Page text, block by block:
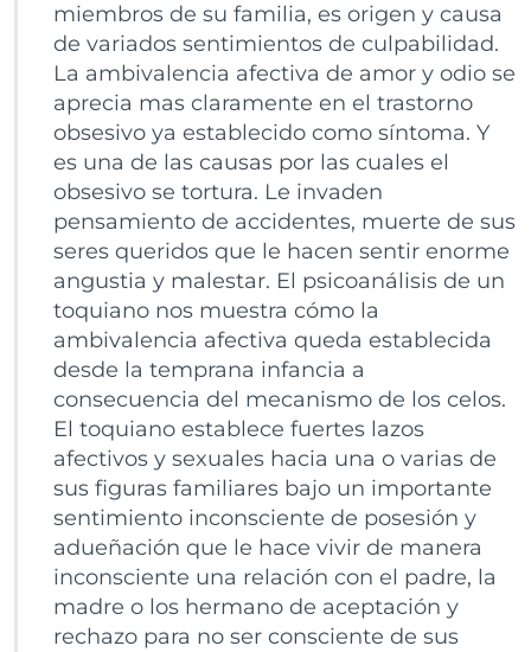
miembros de su familia, es origen y causa
de variados sentimientos de culpabilidad.
La ambivalencia afectiva de amor y odio se
aprecia mas claramente en el trastorno
obsesivo ya establecido como síntoma. Y
es una de las causas por las cuales el
obsesivo se tortura. Le invaden
pensamiento de accidentes, muerte de sus
seres queridos que le hacen sentir enorme
angustia y malestar. El psicoanálisis de un
toquiano nos muestra cómo la
ambivalencia afectiva queda establecida
desde la temprana infancia a
consecuencia del mecanismo de los celos.
El toquiano establece fuertes lazos
afectivos y sexuales hacia una o varias de
sus figuras familiares bajo un importante
sentimiento inconsciente de posesión y
adueñación que le hace vivir de manera
inconsciente una relación con el padre, la
madre o los hermano de aceptación y
rechazo para no ser consciente de sus